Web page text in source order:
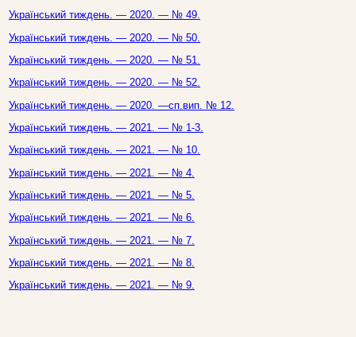
Український тиждень. — 2020. — № 49.
Український тиждень. — 2020. — № 50.
Український тиждень. — 2020. — № 51.
Український тиждень. — 2020. — № 52.
Український тиждень. — 2020. —сп.вип. № 12.
Український тиждень. — 2021. — № 1-3.
Український тиждень. — 2021. — № 10.
Український тиждень. — 2021. — № 4.
Український тиждень. — 2021. — № 5.
Український тиждень. — 2021. — № 6.
Український тиждень. — 2021. — № 7.
Український тиждень. — 2021. — № 8.
Український тиждень. — 2021. — № 9.